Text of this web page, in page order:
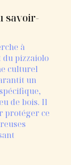
savoir-
à
du pizzaiolo
culturel
un
spécifique,
de bois. Il
protéger ce